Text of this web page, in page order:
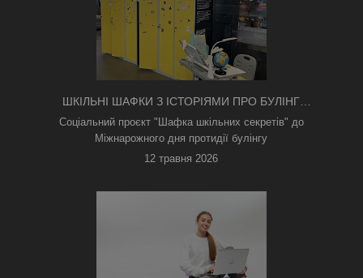
ШКІЛЬНІ ШАФКИ З ІСТОРІЯМИ ПРО БУЛІНГ
З'ЯВИЛИСЯ В КИЄВІ
Соціальний проєкт "Шафка шкільних секретів" до
Міжнарожного дня протидії булінгу
12 травня 2026